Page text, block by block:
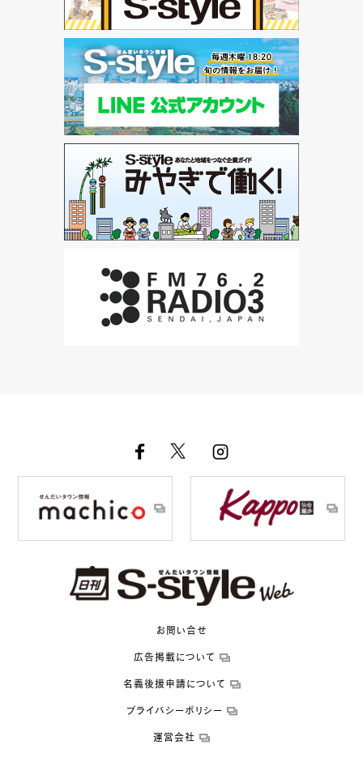
お問い合せ
広告掲載について
名義後援申請について
プライバシーポリシー
運営会社